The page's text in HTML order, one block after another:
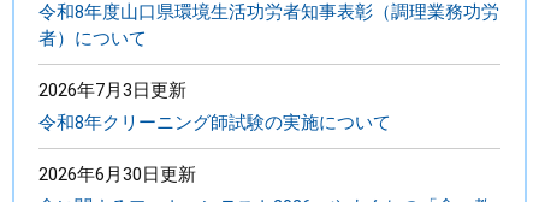
令和8年度山口県環境生活功労者知事表彰（調理業務功労
者）について
2026年7月3日更新
令和8年クリーニング師試験の実施について
2026年6月30日更新